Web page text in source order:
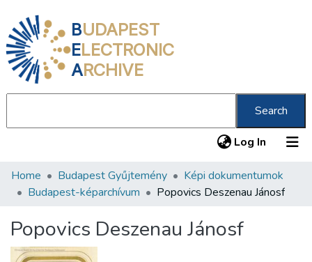
BUDAPEST
ELECTRONIC
ARCHIVE
Search
Log In (current)
Communities & Collections
Statistics
Home Budapest Gyűjtemény
Képi dokumentumok
Budapest-képarchívum
Popovics Deszenau Jánosf
Popovics Deszenau Jánosf